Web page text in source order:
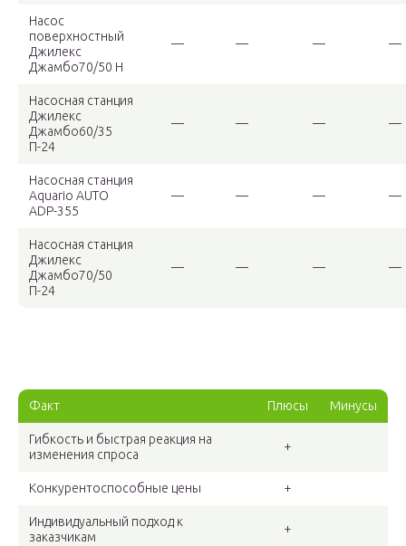
Насос
поверхностный
Джилекс
Джамбо70/50 Н
— — — —
Насосная станция
Джилекс
Джамбо60/35
П-24
— — — —
Насосная станция
Aquario AUTO
ADP-355
— — — —
Насосная станция
Джилекс
Джамбо70/50
П-24
— — — —
Факт Плюсы Минусы
Гибкость и быстрая реакция на
изменения спроса
+
Конкурентоспособные цены +
Индивидуальный подход к
заказчикам
+